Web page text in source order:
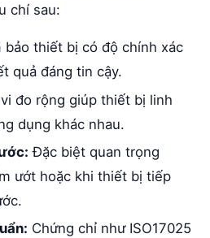
chí sau:
bảo thiết bị có độ chính xác
quả đáng tin cậy.
đo rộng giúp thiết bị linh
dụng khác nhau.
Đặc biệt quan trọng
ướt hoặc khi thiết bị tiếp
Chứng chỉ như ISO17025